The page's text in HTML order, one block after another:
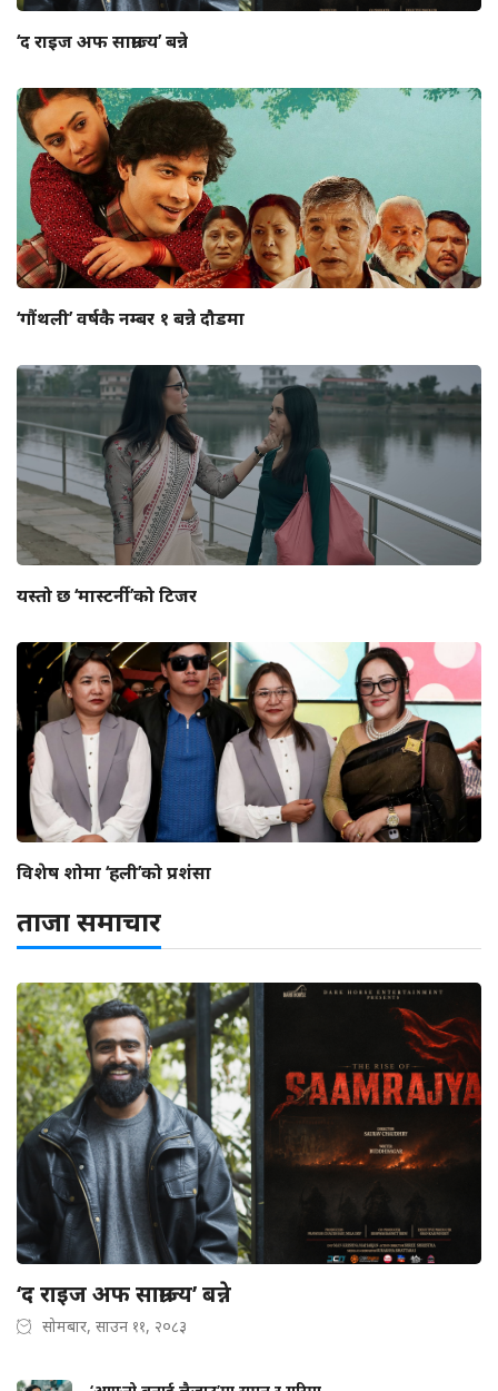
‘द राइज अफ साम्राज्य’ बन्ने
‘गौंथली’ वर्षकै नम्बर १ बन्ने दौडमा
यस्तो छ ‘मास्टर्नी’को टिजर
विशेष शोमा ‘हली’को प्रशंसा
ताजा समाचार
‘द राइज अफ साम्राज्य’ बन्ने
सोमबार, साउन ११, २०८३